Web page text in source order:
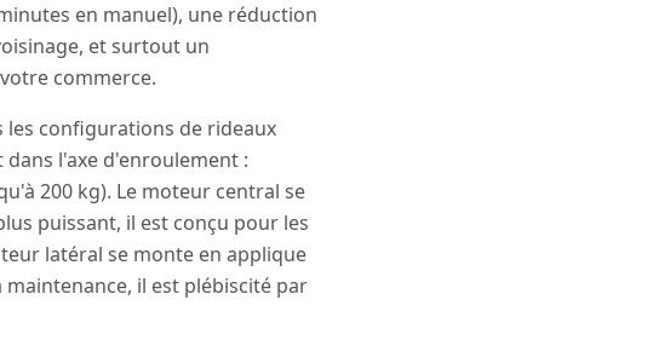
en manuel), une réduction
et surtout un
commerce.
configurations de rideaux
l'axe d'enroulement :
200 kg). Le moteur central se
puissant, il est conçu pour les
latéral se monte en applique
il est plébiscité par